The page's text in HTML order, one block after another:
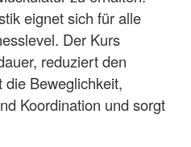
eignet sich für alle
Der Kurs
reduziert den
die Beweglichkeit,
Koordination und sorgt